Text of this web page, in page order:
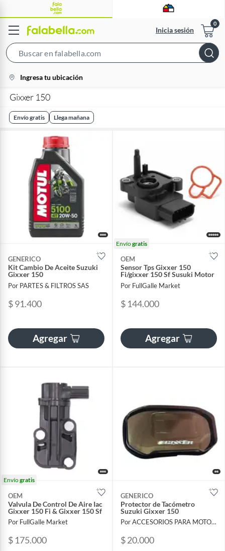
Inicia sesión
Bar
location-
icon
Ingresa tu ubicación
Gixxer 150
Envío gratis Llega mañana
GENERICO
Kit Cambio De Aceite Suzuki
Gixxer 150
Por PARTES & FILTROS SAS
$ 91.400
Agregar
Envíogratis
OEM
Sensor Tps Gixxer 150
Fi/gixxer 150 Sf Susuki Motor
Por FullGalle Market
$ 144.000
Agregar
Envíogratis
OEM
Valvula De Control De Aire Iac
Gixxer 150 Fi & Gixxer 150 Sf
Por FullGalle Market
$ 175.000
GENERICO
Protector de Tacómetro
Suzuki Gixxer 150
Por ACCESORIOS PARA MOTOS Y CARROS
$ 20.000